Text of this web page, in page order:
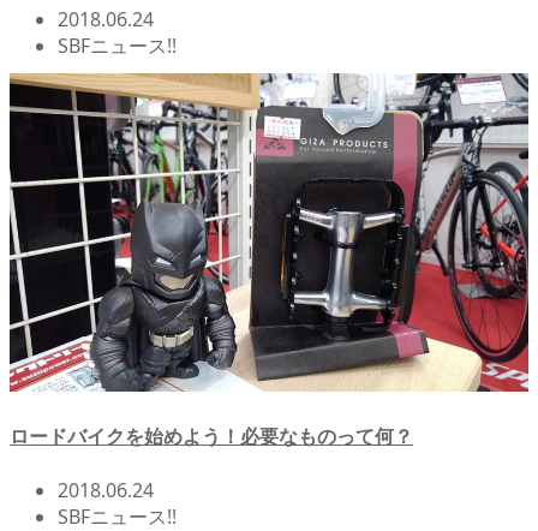
2018.06.24
SBFニュース!!
ロードバイクを始めよう！必要なものって何？
2018.06.24
SBFニュース!!